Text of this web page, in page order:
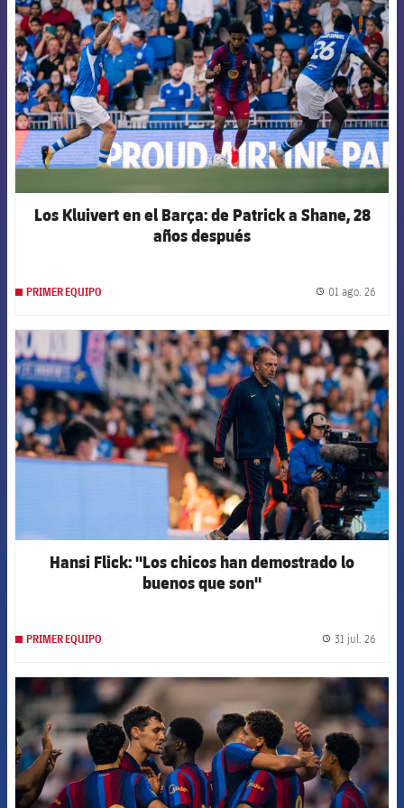
Los Kluivert en el Barça: de Patrick a Shane, 28
años después
PRIMER EQUIPO 01 ago. 26
FCB Barcelona badge
Hansi Flick: "Los chicos han demostrado lo
buenos que son"
PRIMER EQUIPO 31 jul. 26
FCB Barcelona badge